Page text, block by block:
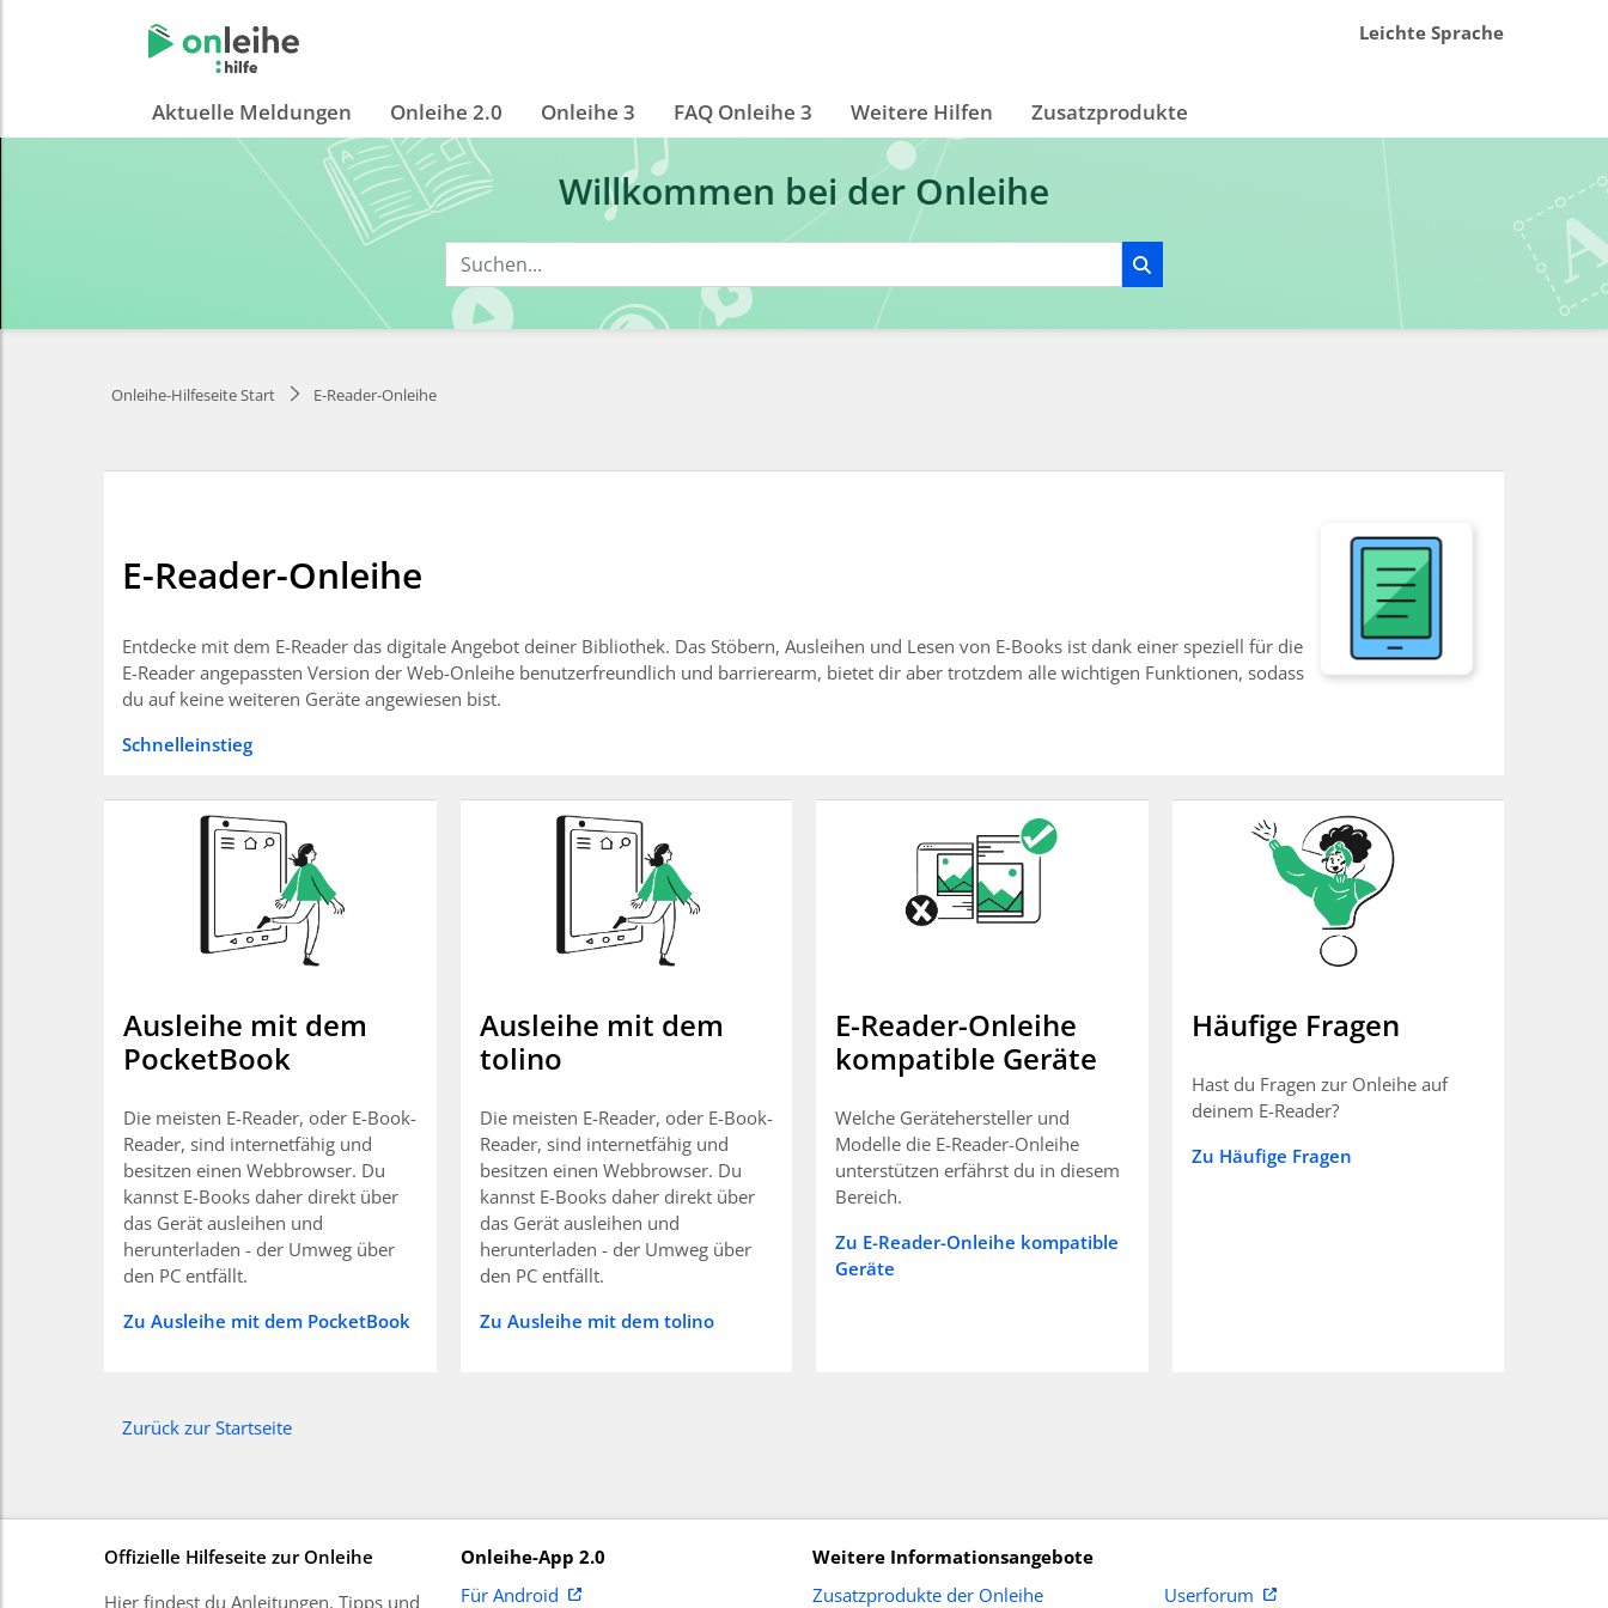
Leichte Sprache
Aktuelle Meldungen Onleihe 2.0 Onleihe 3 FAQ Onleihe 3 Weitere Hilfen Zusatzprodukte
Willkommen bei der Onleihe
Onleihe-Hilfeseite Start E-Reader-Onleihe
E-Reader-Onleihe
Entdecke mit dem E-Reader das digitale Angebot deiner Bibliothek. Das Stöbern, Ausleihen und Lesen von E-Books ist dank einer speziell für die
E-Reader angepassten Version der Web-Onleihe benutzerfreundlich und barrierearm, bietet dir aber trotzdem alle wichtigen Funktionen, sodass
du auf keine weiteren Geräte angewiesen bist.
Schnelleinstieg
Ausleihe mit dem
PocketBook
Die meisten E-Reader, oder E-Book-
Reader, sind internetfähig und
besitzen einen Webbrowser. Du
kannst E-Books daher direkt über
das Gerät ausleihen und
herunterladen - der Umweg über
den PC entfällt.
Zu Ausleihe mit dem PocketBook
Ausleihe mit dem
tolino
Die meisten E-Reader, oder E-Book-
Reader, sind internetfähig und
besitzen einen Webbrowser. Du
kannst E-Books daher direkt über
das Gerät ausleihen und
herunterladen - der Umweg über
den PC entfällt.
Zu Ausleihe mit dem tolino
E-Reader-Onleihe
kompatible Geräte
Welche Gerätehersteller und
Modelle die E-Reader-Onleihe
unterstützen erfährst du in diesem
Bereich.
Zu E-Reader-Onleihe kompatible
Geräte
Häufige Fragen
Hast du Fragen zur Onleihe auf
deinem E-Reader?
Zu Häufige Fragen
Zurück zur Startseite
Offizielle Hilfeseite zur Onleihe
Hier findest du Anleitungen, Tipps und
Onleihe-App 2.0
Für Android
Weitere Informationsangebote
Zusatzprodukte der Onleihe
Userforum